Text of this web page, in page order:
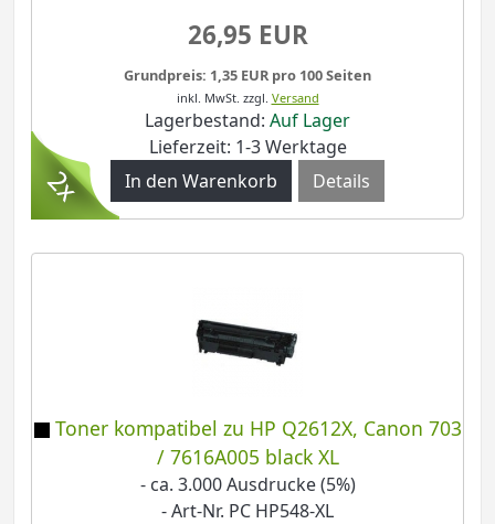
26,95 EUR
Grundpreis: 1,35 EUR pro 100 Seiten
inkl. MwSt. zzgl. Versand
Lagerbestand: Auf Lager
Lieferzeit: 1-3 Werktage
Details
Toner kompatibel zu HP Q2612X, Canon 703
/ 7616A005 black XL
- ca. 3.000 Ausdrucke (5%)
- Art-Nr. PC HP548-XL